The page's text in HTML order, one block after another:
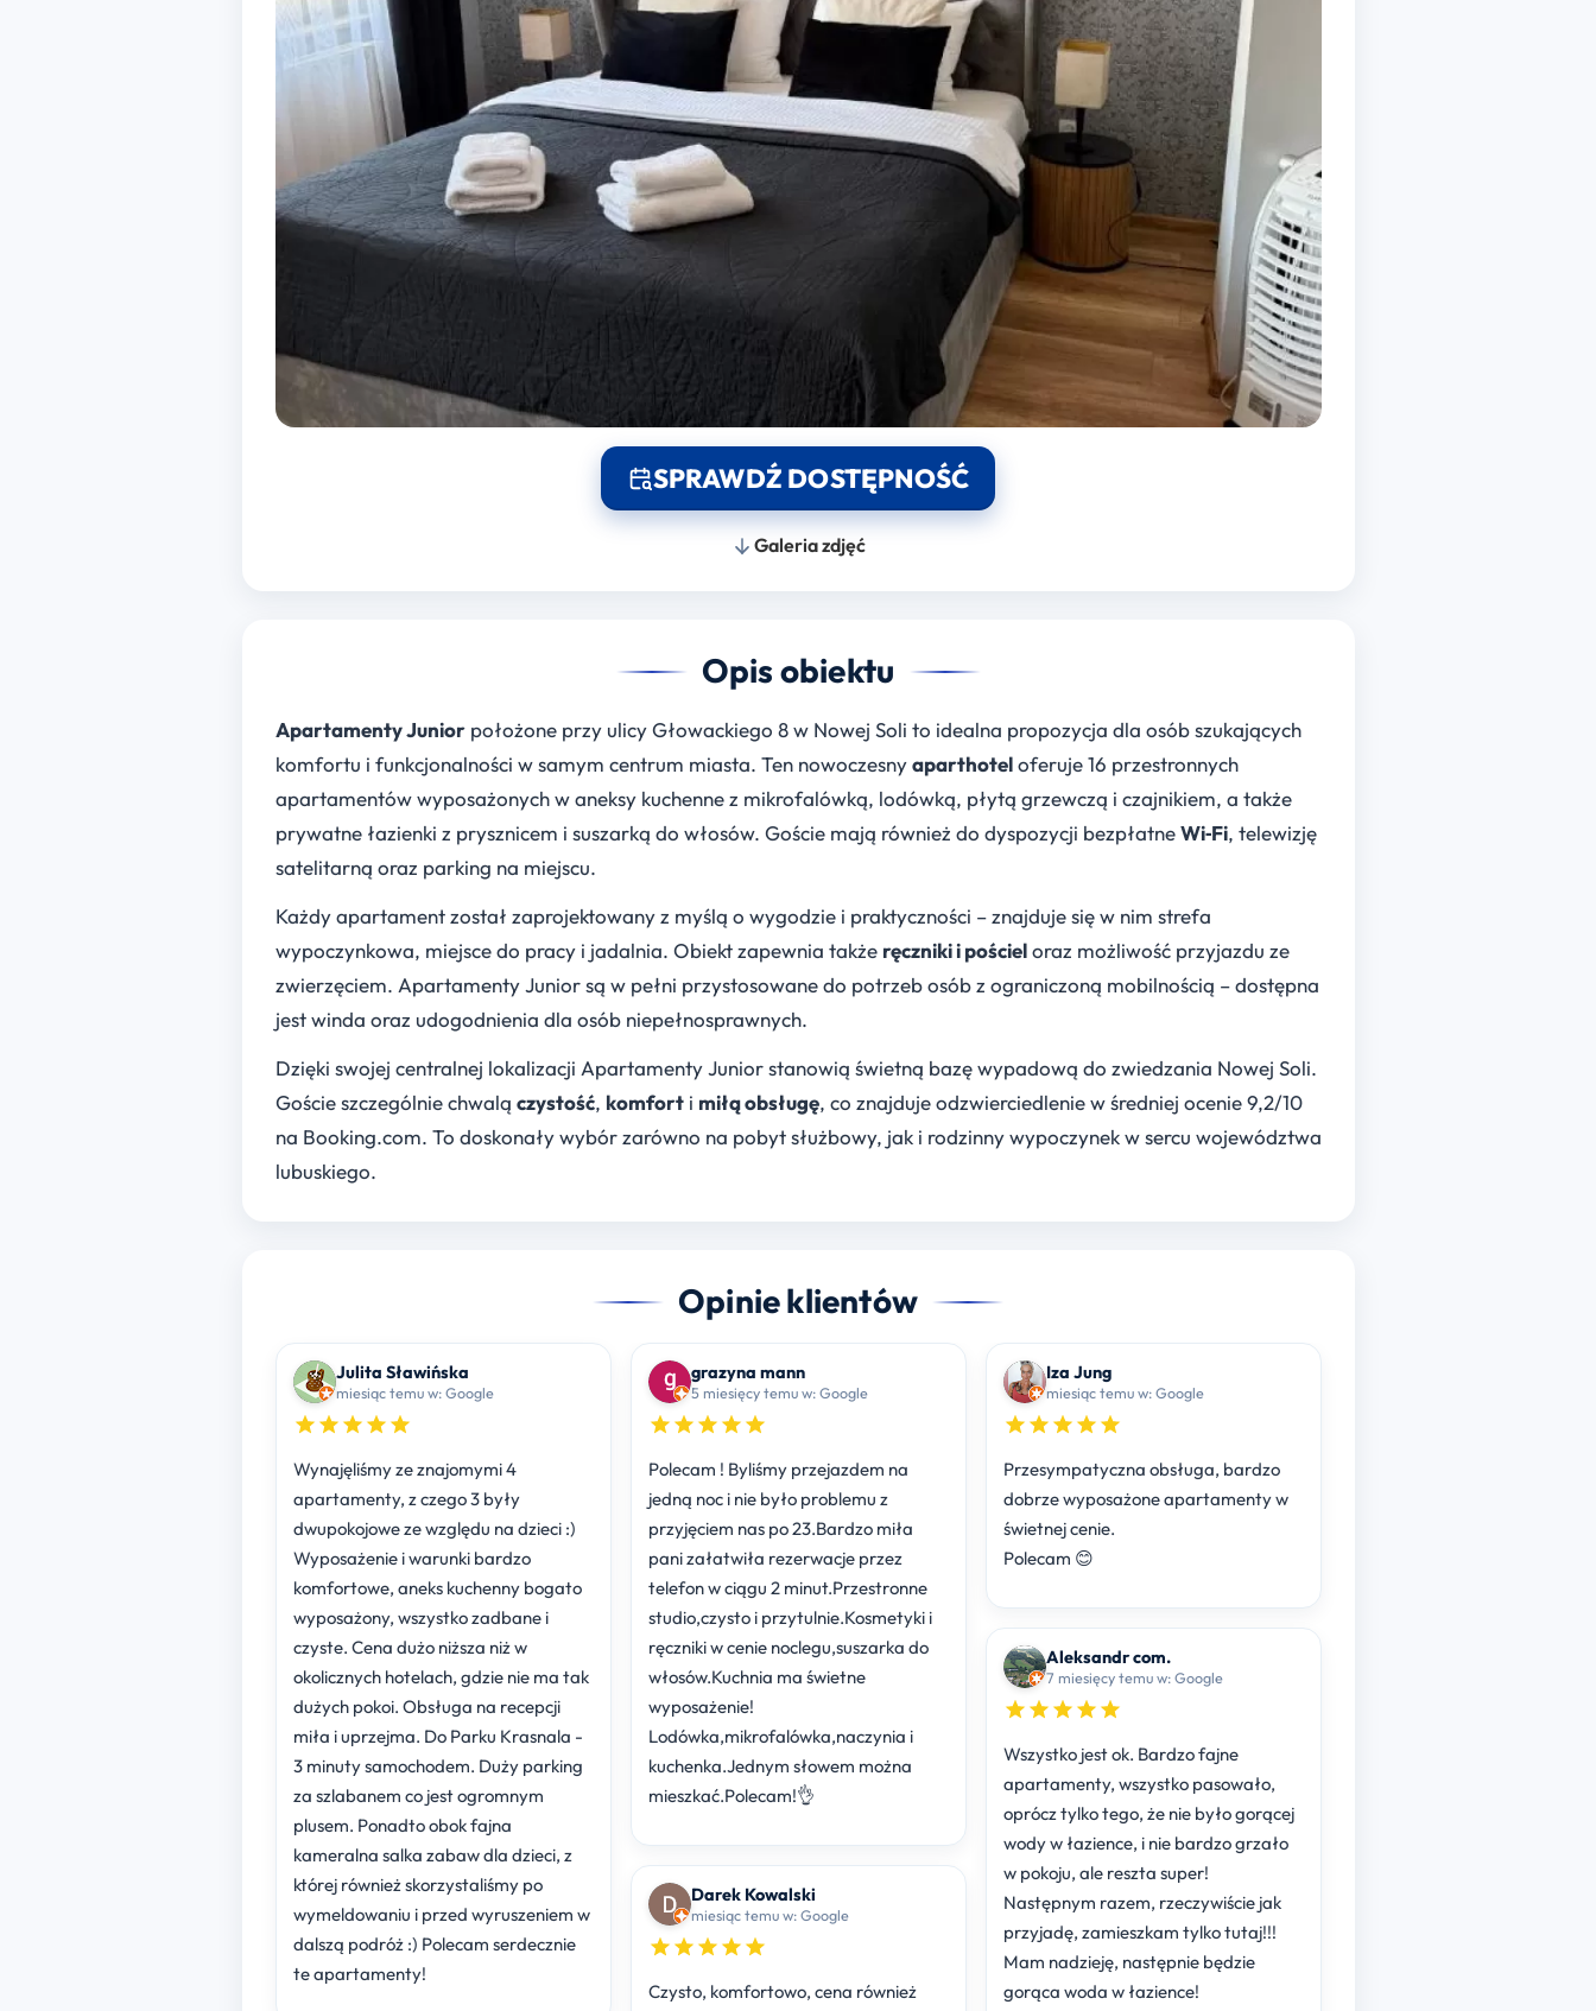
SPRAWDŹ DOSTĘPNOŚĆ
Galeria zdjęć
Opis obiektu
Apartamenty Juniorpołożone przy ulicy Głowackiego 8 w Nowej Soli to idealna propozycja dla osób szukających
komfortu i funkcjonalności w samym centrum miasta. Ten nowoczesnyaparthoteloferuje 16 przestronnych
apartamentów wyposażonych w aneksy kuchenne z mikrofalówką, lodówką, płytą grzewczą i czajnikiem, a także
prywatne łazienki z prysznicem i suszarką do włosów. Goście mają również do dyspozycji bezpłatneWi‑Fi, telewizję
satelitarną oraz parking na miejscu.
Każdy apartament został zaprojektowany z myślą o wygodzie i praktyczności – znajduje się w nim strefa
wypoczynkowa, miejsce do pracy i jadalnia. Obiekt zapewnia także ręczniki i pościeloraz możliwość przyjazdu ze
zwierzęciem. Apartamenty Junior są w pełni przystosowane do potrzeb osób z ograniczoną mobilnością – dostępna
jest winda oraz udogodnienia dla osób niepełnosprawnych.
Dzięki swojej centralnej lokalizacji Apartamenty Junior stanowią świetną bazę wypadową do zwiedzania Nowej Soli.
Goście szczególnie chwalą czystość, komforti miłą obsługę, co znajduje odzwierciedlenie w średniej ocenie 9,2/10
na Booking.com. To doskonały wybór zarówno na pobyt służbowy, jak i rodzinny wypoczynek w sercu województwa
lubuskiego.
Opinie klientów
Julita Sławińska
miesiąc temu w: Google
Wynajęliśmy ze znajomymi 4
apartamenty, z czego 3 były
dwupokojowe ze względu na dzieci :)
Wyposażenie i warunki bardzo
komfortowe, aneks kuchenny bogato
wyposażony, wszystko zadbane i
czyste. Cena dużo niższa niż w
okolicznych hotelach, gdzie nie ma tak
dużych pokoi. Obsługa na recepcji
miła i uprzejma. Do Parku Krasnala -
3 minuty samochodem. Duży parking
za szlabanem co jest ogromnym
plusem. Ponadto obok fajna
kameralna salka zabaw dla dzieci, z
której również skorzystaliśmy po
wymeldowaniu i przed wyruszeniem w
dalszą podróż :) Polecam serdecznie
te apartamenty!
grazyna mann
5 miesięcy temu w: Google
Polecam ! Byliśmy przejazdem na
jedną noc i nie było problemu z
przyjęciem nas po 23.Bardzo miła
pani załatwiła rezerwacje przez
telefon w ciągu 2 minut.Przestronne
studio,czysto i przytulnie.Kosmetyki i
ręczniki w cenie noclegu,suszarka do
włosów.Kuchnia ma świetne
wyposażenie!
Lodówka,mikrofalówka,naczynia i
kuchenka.Jednym słowem można
mieszkać.Polecam!👌
Darek Kowalski
miesiąc temu w: Google
Czysto, komfortowo, cena również
Iza Jung
miesiąc temu w: Google
Przesympatyczna obsługa, bardzo
dobrze wyposażone apartamenty w
świetnej cenie.
Polecam 😊
Aleksandr com.
7 miesięcy temu w: Google
Wszystko jest ok. Bardzo fajne
apartamenty, wszystko pasowało,
oprócz tylko tego, że nie było gorącej
wody w łazience, i nie bardzo grzało
w pokoju, ale reszta super!
Następnym razem, rzeczywiście jak
przyjadę, zamieszkam tylko tutaj!!!
Mam nadzieję, następnie będzie
gorąca woda w łazience!